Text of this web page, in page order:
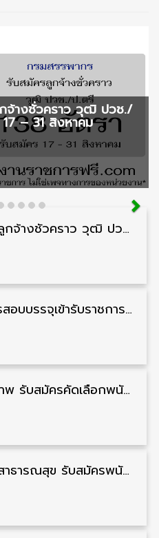
จ้างชั่วคราว วุฒิ ปวช./
– 31 สิงหาคม
กรมสรรพากร รับสมัครลูกจ้างชั่วคราว วุฒิ ปวช./ป.ตรี 138 อัตรา รับสมัคร 17 – 31 สิงหาคม
กรมควบคุมโรค รับสมัครสอบบรรจุเข้ารับราชการ วุฒิ ปวส./ป.ตรี 17 อัตรา รับสมัคร 17 สิงหาคม – 4 กันยายน
กรมสนับสนุนบริการสุขภาพ รับสมัครคัดเลือกพนักงานราชการ วุฒิ ปวส./ป.ตรี 13 อัตรา รับสมัคร 11 – 20 สิงหาคม
สำนักงานปลัดกระทรวงสาธารณสุข รับสมัครพนักงานราชการรูปแบบพิเศษ วุฒิ ปวส./ป.ตรี 102 อัตรา รับสมัคร 17 – 28 สิงหาคม